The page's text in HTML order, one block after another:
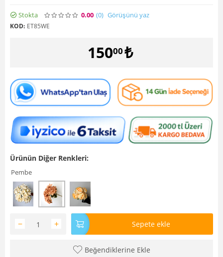
Stokta 0.00 (0) Görüşünü yaz
KOD: ET85WE
15000₺
Ürünün Diğer Renkleri:
Pembe
+
− Sepete ekle
Beğendiklerine Ekle